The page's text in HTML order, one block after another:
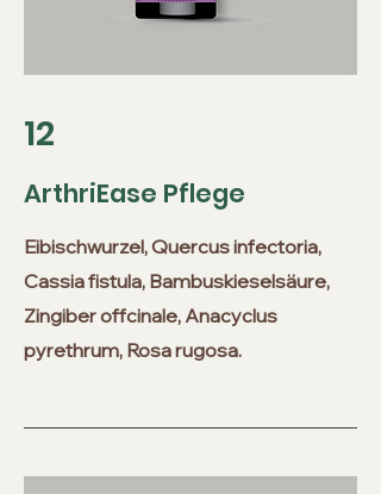
12
ArthriEase Pflege
Eibischwurzel, Quercus infectoria,
Cassia fistula, Bambuskieselsäure,
Zingiber offcinale, Anacyclus
pyrethrum, Rosa rugosa.